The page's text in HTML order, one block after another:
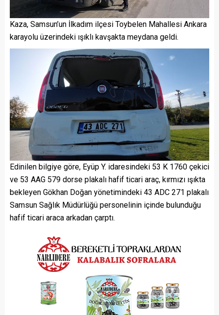
Kaza, Samsun’un İlkadım ilçesi Toybelen Mahallesi Ankara
karayolu üzerindeki ışıklı kavşakta meydana geldi.
Edinilen bilgiye göre, Eyüp Y. idaresindeki 53 K 1760 çekici
ve 53 AAG 579 dorse plakalı hafif ticari araç, kırmızı ışıkta
bekleyen Gökhan Doğan yönetimindeki 43 ADC 271 plakalı
Samsun Sağlık Müdürlüğü personelinin içinde bulunduğu
hafif ticari araca arkadan çarptı.